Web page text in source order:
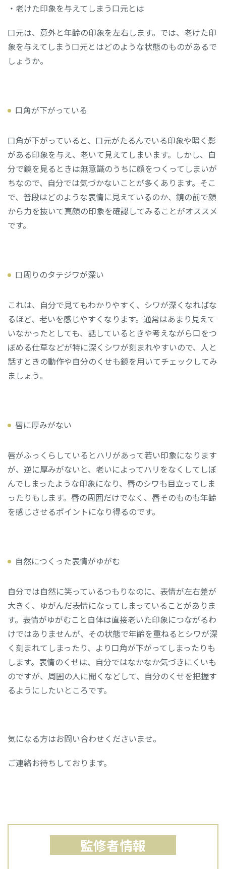
・老けた印象を与えてしまう口元とは
口元は、意外と年齢の印象を左右します。では、老けた印
象を与えてしまう口元とはどのような状態のものがあるで
しょうか。
口角が下がっている
口角が下がっていると、口元がたるんでいる印象や暗く影
がある印象を与え、老いて見えてしまいます。しかし、自
分で鏡を見るときは無意識のうちに顔をつくってしまいが
ちなので、自分では気づかないことが多くあります。そこ
で、普段はどのような表情に見えているのか、鏡の前で顔
から力を抜いて真顔の印象を確認してみることがオススメ
です。
口周りのタテジワが深い
これは、自分で見てもわかりやすく、シワが深くなればな
るほど、老いを感じやすくなります。通常はあまり見えて
いなかったとしても、話しているときや考えながら口をつ
ぼめる仕草などが特に深くシワが刻まれやすいので、人と
話すときの動作や自分のくせも鏡を用いてチェックしてみ
ましょう。
唇に厚みがない
唇がふっくらしているとハリがあって若い印象になります
が、逆に厚みがないと、老いによってハリをなくしてしぼ
んでしまったような印象になり、唇のシワも目立ってしま
ったりもします。唇の周囲だけでなく、唇そのものも年齢
を感じさせるポイントになり得るのです。
自然につくった表情がゆがむ
自分では自然に笑っているつもりなのに、表情が左右差が
大きく、ゆがんだ表情になってしまっていることがありま
す。表情がゆがむこと自体は直接老いた印象につながるわ
けではありませんが、その状態で年齢を重ねるとシワが深
く刻まれてしまったり、より口角が下がってしまったりも
します。表情のくせは、自分ではなかなか気づきにくいも
のですが、周囲の人に聞くなどして、自分のくせを把握す
るようにしたいところです。
気になる方はお問い合わせくださいませ。
ご連絡お待ちしております。
監修者情報